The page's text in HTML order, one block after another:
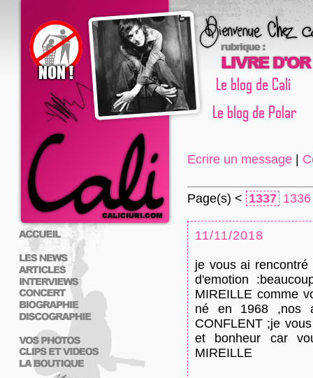
Ecrire un message
Page(s) < 1337 1336
11/11/2018
je vous ai
d'emotion
MIREILLE comme
né en 1968 ,nos
CONFLENT ;je
et bonheur car
MIREILLE